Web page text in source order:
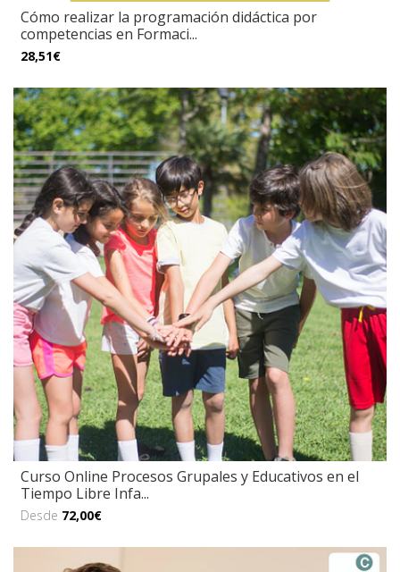
Cómo realizar la programación didáctica por
competencias en Formaci...
28,51€
Curso Online Procesos Grupales y Educativos en el
Tiempo Libre Infa...
Desde 72,00€